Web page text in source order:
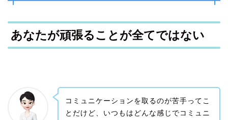
あなたが頑張ることが全てではない
コミュニケーションを取るのが苦手ってこ
とだけど、いつもはどんな感じでコミュニ